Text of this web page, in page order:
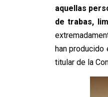
aquellas
de trabas,
han producido
titular de la